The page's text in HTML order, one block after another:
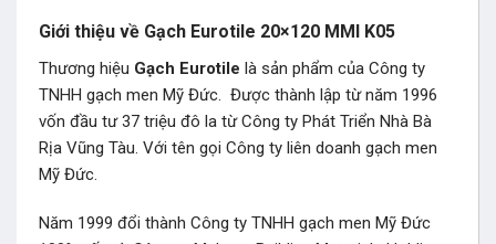
Giới thiệu về Gạch Eurotile 20×120 MMI K05
Thương hiệu Gạch Eurotile là sản phẩm của Công ty
TNHH gạch men Mỹ Đức. Được thành lập từ năm 1996
vốn đầu tư 37 triệu đô la từ Công ty Phát Triển Nhà Bà
Rịa Vũng Tàu. Với tên gọi Công ty liên doanh gạch men
Mỹ Đức.
Năm 1999 đổi thành Công ty TNHH gạch men Mỹ Đức